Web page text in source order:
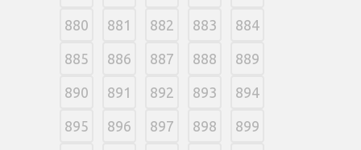
880 881 882 883 884
885 886 887 888 889
890 891 892 893 894
895 896 897 898 899